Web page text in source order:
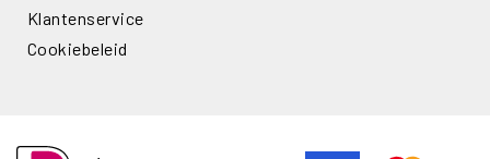
Klantenservice
Cookiebeleid